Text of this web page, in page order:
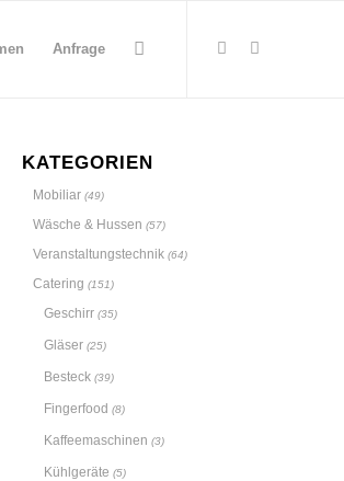
Anfrage
KATEGORIEN
Mobiliar (49)
Wäsche & Hussen (57)
Veranstaltungstechnik (64)
Catering (151)
Geschirr (35)
Gläser (25)
Besteck (39)
Fingerfood (8)
Kaffeemaschinen (3)
Kühlgeräte (5)